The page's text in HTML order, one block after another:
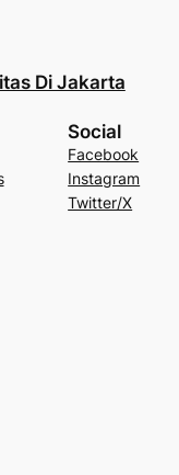
Di Jakarta
Social
Facebook
Instagram
Twitter/X